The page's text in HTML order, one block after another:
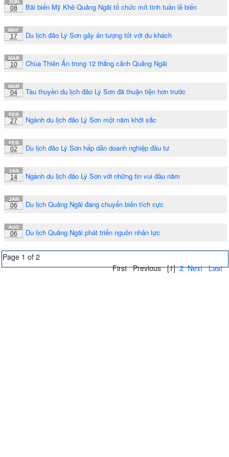
JUN
08 Bãi biển Mỹ Khê Quảng Ngãi tổ chức mít tinh tuần lễ biển
MAY
17 Du lịch đảo Lý Sơn gây ấn tượng tốt với du khách
MAR
10 Chùa Thiên Ấn trong 12 thắng cảnh Quảng Ngãi
MAR
04 Tàu thuyền du lịch đảo Lý Sơn đã thuận tiện hơn trước
FEB
27 Ngành du lịch đảo Lý Sơn một năm khởi sắc
FEB
02 Du lịch đảo Lý Sơn hấp dẫn doanh nghiệp đầu tư
JAN
14 Ngành du lịch đảo Lý Sơn với những tin vui đầu năm
JAN
06 Du lịch Quảng Ngãi đang chuyển biến tích cực
AUG
06 Du lịch Quảng Ngãi phát triển nguồn nhân lực
Page 1 of 2
First Previous [1] 2 Next Last